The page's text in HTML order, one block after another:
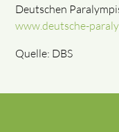
Deutschen
www.deutsche-
Quelle: DBS